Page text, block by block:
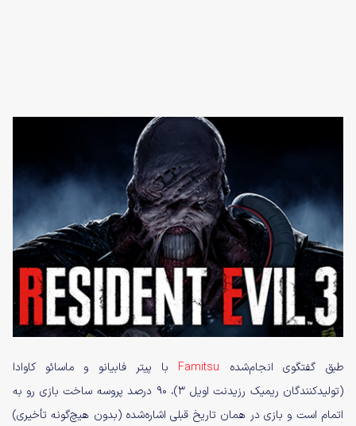
طبق گفتگوی انجام‌شده Famitsu با پیتر فابیانو و ماسائو کاوادا
(تولیدکنندگان ریمیک رزیدنت اویل 3)، 90 درصد پروسه ساخت بازی رو به
اتمام است و بازی در همان تاریخ قبلی اشاره‌شده (بدون هیچ‌گونه تأخیری)